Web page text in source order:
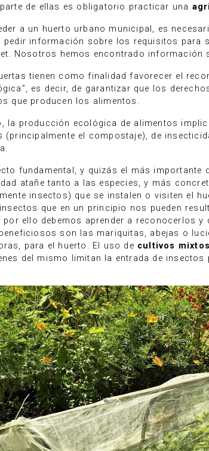
de ellas es obligatorio practicar una
a un huerto urbano municipal, es
pedir información sobre los requisitos para
Nosotros hemos encontrado información
tienen como finalidad favorecer el
es decir, de garantizar que los
que producen los alimentos.
la producción ecológica de alimentos
(principalmente el compostaje), de
fundamental, y quizás el más
atañe tanto a las especies, y más
insectos) que se instalen o visiten el
que en un principio nos pueden
por ello debemos aprender a reconocerlos
son las mariquitas, abejas o
para el huerto. El uso de cultivos mixtos
del mismo limitan la entrada de insectos